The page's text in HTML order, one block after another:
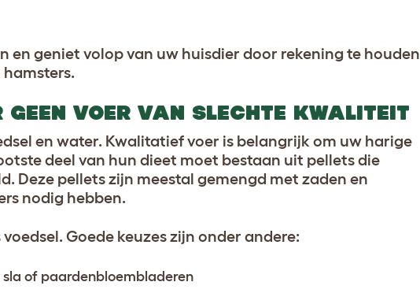
en geniet volop van uw huisdier door rekening te houden
hamsters.
GEEN VOER VAN SLECHTE KWALITEIT
en water. Kwalitatief voer is belangrijk om uw harige
deel van hun dieet moet bestaan uit pellets die
Deze pellets zijn meestal gemengd met zaden en
nodig hebben.
Goede keuzes zijn onder andere:
of paardenbloembladeren